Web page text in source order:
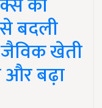
बदली
जैविक खेती
बढ़ा